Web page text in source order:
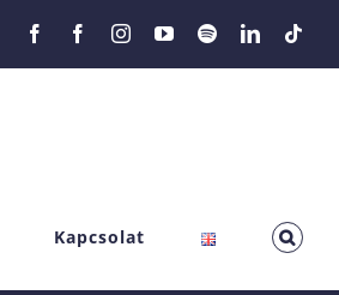
FacebookFacebookInstagramYouTube
SpotifyLinkedIn
Kapcsolat